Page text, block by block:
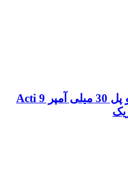
محافظ جان ترکیبی 25 آمپر دو پل 30 میلی آمپر Acti 9